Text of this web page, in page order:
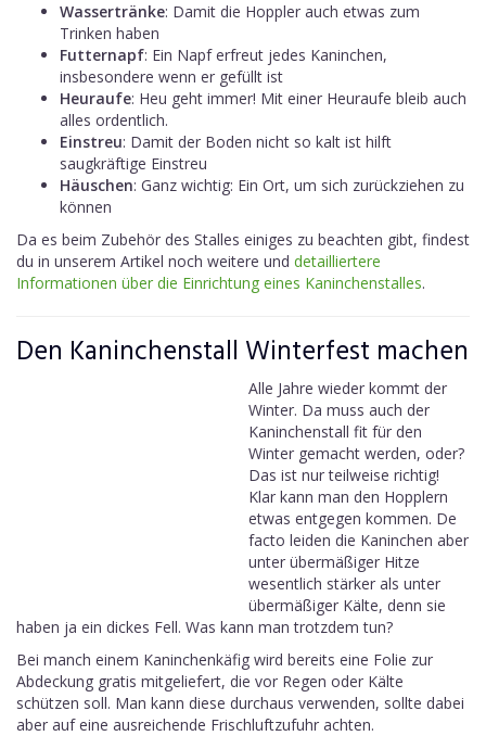
Wassertränke: Damit die Hoppler auch etwas zum
Trinken haben
Futternapf: Ein Napf erfreut jedes Kaninchen,
insbesondere wenn er gefüllt ist
Heuraufe: Heu geht immer! Mit einer Heuraufe bleib auch
alles ordentlich.
Einstreu: Damit der Boden nicht so kalt ist hilft
saugkräftige Einstreu
Häuschen: Ganz wichtig: Ein Ort, um sich zurückziehen zu
können
Da es beim Zubehör des Stalles einiges zu beachten gibt, findest
du in unserem Artikel noch weitere und detailliertere
Informationen über die Einrichtung eines Kaninchenstalles.
Den Kaninchenstall Winterfest machen
Alle Jahre wieder kommt der
Winter. Da muss auch der
Kaninchenstall fit für den
Winter gemacht werden, oder?
Das ist nur teilweise richtig!
Klar kann man den Hopplern
etwas entgegen kommen. De
facto leiden die Kaninchen aber
unter übermäßiger Hitze
wesentlich stärker als unter
übermäßiger Kälte, denn sie
haben ja ein dickes Fell. Was kann man trotzdem tun?
Bei manch einem Kaninchenkäfig wird bereits eine Folie zur
Abdeckung gratis mitgeliefert, die vor Regen oder Kälte
schützen soll. Man kann diese durchaus verwenden, sollte dabei
aber auf eine ausreichende Frischluftzufuhr achten.